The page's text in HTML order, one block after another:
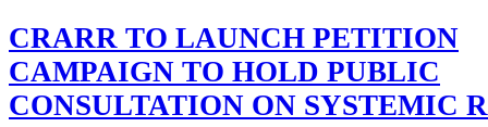
CRARR TO LAUNCH PETITION
CAMPAIGN TO HOLD PUBLIC
CONSULTATION ON SYSTEMIC